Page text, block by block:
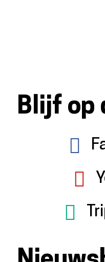
Blijf op